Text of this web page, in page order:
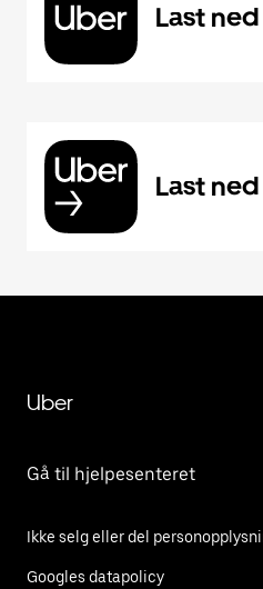
Last
Last
Uber
Gå til hjelpesenteret
Ikke selg eller del
Googles datapolicy